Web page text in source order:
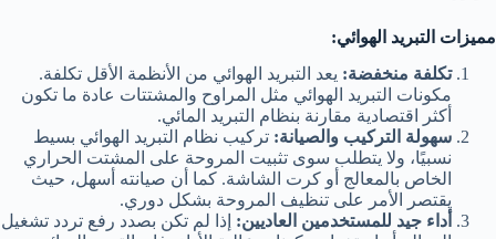
مميزات التبريد الهوائي:
تكلفة منخفضة: يعد التبريد الهوائي من الأنظمة الأقل تكلفة.
مكونات التبريد الهوائي مثل المراوح والمشتتات عادة ما تكون
أكثر اقتصادية مقارنة بنظام التبريد المائي.
سهولة التركيب والصيانة: تركيب نظام التبريد الهوائي بسيط
نسبيًا، ولا يتطلب سوى تثبيت المروحة على المشتت الحراري
الخاص بالمعالج أو كرت الشاشة. كما أن صيانته أسهل، حيث
يقتصر الأمر على تنظيف المروحة بشكل دوري.
أداء جيد للمستخدمين العاديين: إذا لم تكن بصدد رفع تردد تشغيل